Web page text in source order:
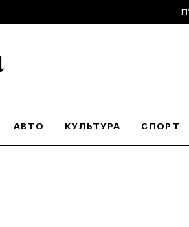
АВТО КУЛЬТУРА СПОРТ